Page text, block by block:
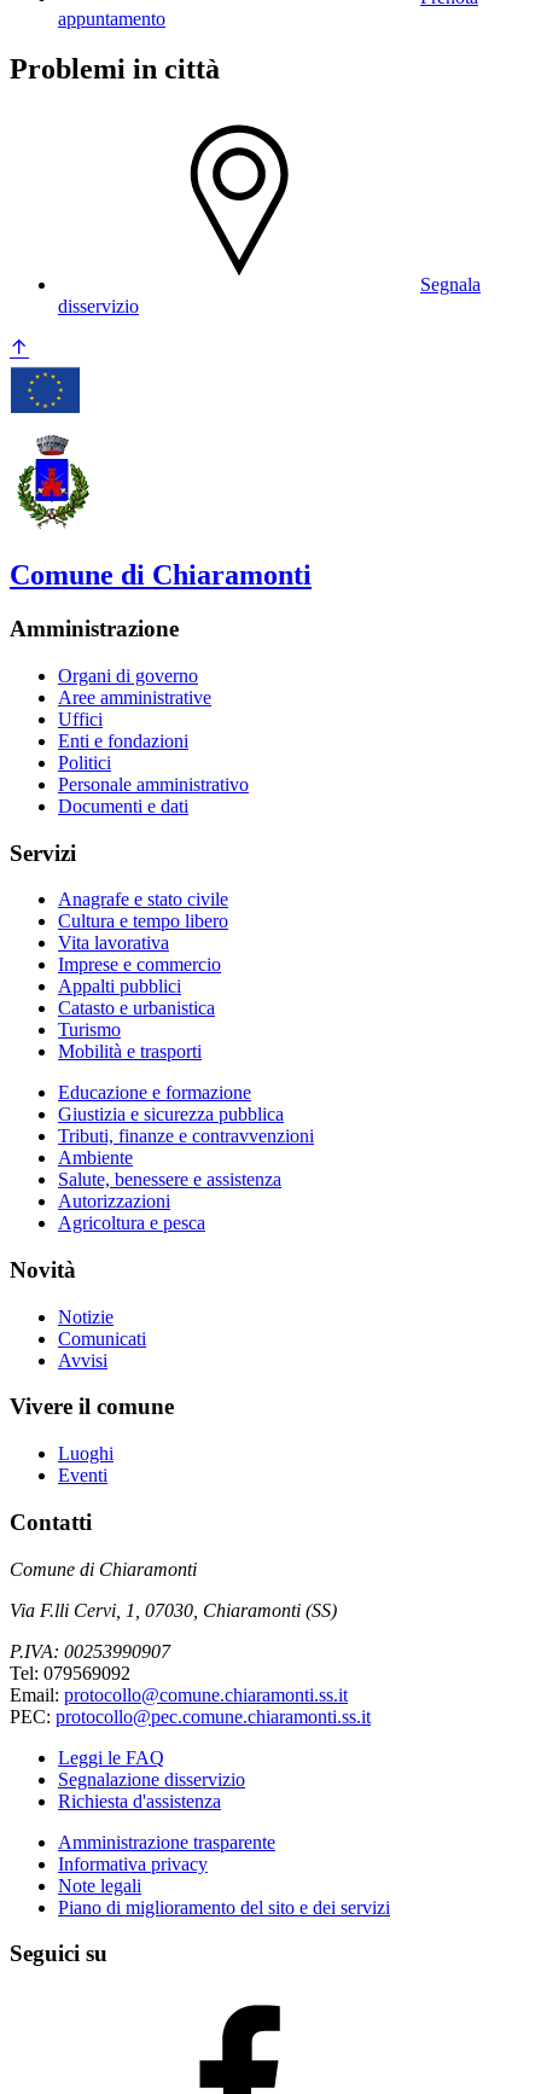
appuntamento
Problemi in città
Segnala
disservizio
Comune di Chiaramonti
Amministrazione
Organi di governo
Aree amministrative
Uffici
Enti e fondazioni
Politici
Personale amministrativo
Documenti e dati
Servizi
Anagrafe e stato civile
Cultura e tempo libero
Vita lavorativa
Imprese e commercio
Appalti pubblici
Catasto e urbanistica
Turismo
Mobilità e trasporti
Educazione e formazione
Giustizia e sicurezza pubblica
Tributi, finanze e contravvenzioni
Ambiente
Salute, benessere e assistenza
Autorizzazioni
Agricoltura e pesca
Novità
Notizie
Comunicati
Avvisi
Vivere il comune
Luoghi
Eventi
Contatti
Comune di Chiaramonti
Via F.lli Cervi, 1, 07030, Chiaramonti (SS)
P.IVA: 00253990907
Tel: 079569092
Email: protocollo@comune.chiaramonti.ss.it
PEC: protocollo@pec.comune.chiaramonti.ss.it
Leggi le FAQ
Segnalazione disservizio
Richiesta d'assistenza
Amministrazione trasparente
Informativa privacy
Note legali
Piano di miglioramento del sito e dei servizi
Seguici su